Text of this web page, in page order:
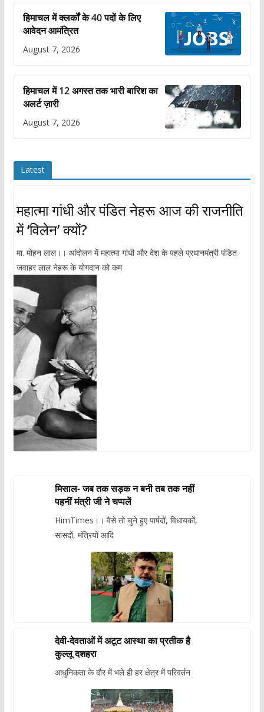
हिमाचल में क्लर्कों के 40 पदों के लिए
आवेदन आमंत्रित
August 7, 2026
हिमाचल में 12 अगस्त तक भारी बारिश का
अलर्ट ज़ारी
August 7, 2026
Latest
महात्मा गांधी और पंडित नेहरू आज की राजनीति
में ‘विलेन’ क्यों?
मा. मोहन लाल।। आंदोलन में महात्मा गांधी और देश के पहले प्रधानमंत्री पंडित
जवाहर लाल नेहरू के योगदान को कम
मिसाल- जब तक सड़क न बनी तब तक नहीं
पहनीं मंत्री जी ने चप्पलें
HimTimes।। वैसे तो चुने हुए पार्षदों, विधायकों,
सांसदों, मंत्रियों आदि
देवी-देवताओं में अटूट आस्था का प्रतीक है
कुल्लू दशहरा
आधुनिकता के दौर में भले ही हर क्षेत्र में परिवर्तन